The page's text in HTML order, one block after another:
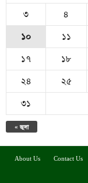
« জুলা
৩
৪
১০
১১
১৭
১৮
২৪
২৫
৩১
About Us Contact Us